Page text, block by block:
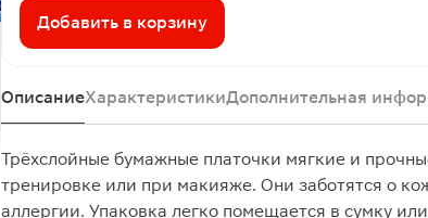
Добавить в корзину
ОписаниеХарактеристикиДополнительная
Трёхслойные бумажные платочки мягкие и
тренировке или при макияже. Они заботятся о
аллергии. Упаковка легко помещается в сумку